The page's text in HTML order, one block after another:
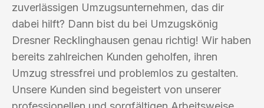
zuverlässigen Umzugsunternehmen, das dir
dabei hilft? Dann bist du bei Umzugskönig
Dresner Recklinghausen genau richtig! Wir haben
bereits zahlreichen Kunden geholfen, ihren
Umzug stressfrei und problemlos zu gestalten.
Unsere Kunden sind begeistert von unserer